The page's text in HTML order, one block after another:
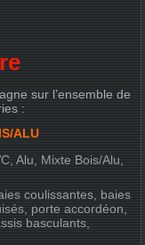
sur l’ensemble de
:
ALU
Alu, Mixte Bois/Alu,
coulissantes, baies
porte accordéon,
basculants,